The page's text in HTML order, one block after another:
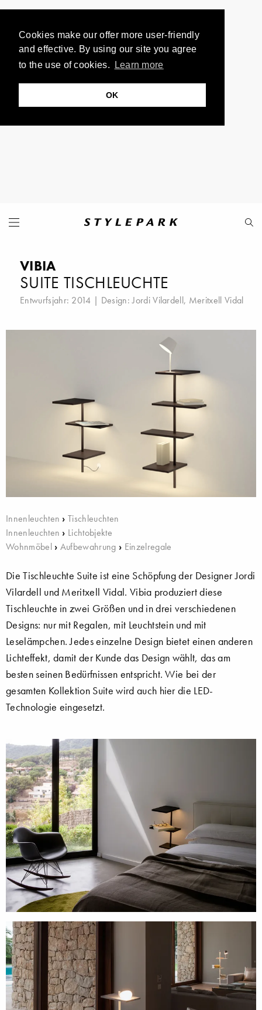
Cookies make our offer more user-friendly
and effective. By using our site you agree
to the use of cookies.
Learn more
OK
VIBIA
SUITE TISCHLEUCHTE
Entwurfsjahr: 2014 | Design:Jordi Vilardell, Meritxell Vidal
Innenleuchten ›Tischleuchten
Innenleuchten › Lichtobjekte
Wohnmöbel› Aufbewahrung › Einzelregale
Die Tischleuchte Suite ist eine Schöpfung der Designer Jordi
Vilardell und Meritxell Vidal. Vibia produziert diese
Tischleuchte in zwei Größen und in drei verschiedenen
Designs: nur mit Regalen, mit Leuchtstein und mit
Leselämpchen. Jedes einzelne Design bietet einen anderen
Lichteffekt, damit der Kunde das Design wählt, das am
besten seinen Bedürfnissen entspricht. Wie bei der
gesamten Kollektion Suite wird auch hier die LED-
Technologie eingesetzt.